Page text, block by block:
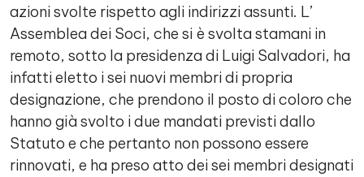
azioni svolte rispetto agli indirizzi assunti. L’
Assemblea dei Soci, che si è svolta stamani in
remoto, sotto la presidenza di Luigi Salvadori, ha
infatti eletto i sei nuovi membri di propria
designazione, che prendono il posto di coloro che
hanno già svolto i due mandati previsti dallo
Statuto e che pertanto non possono essere
rinnovati, e ha preso atto dei sei membri designati